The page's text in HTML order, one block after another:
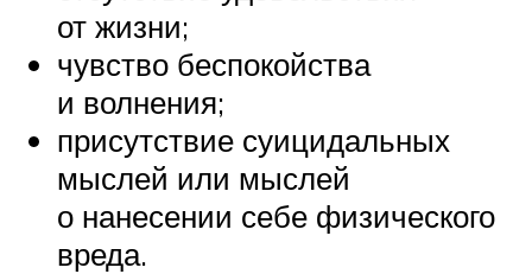
от жизни;
чувство беспокойства
и волнения;
присутствие суицидальных
мыслей или мыслей
о нанесении себе физического
вреда.